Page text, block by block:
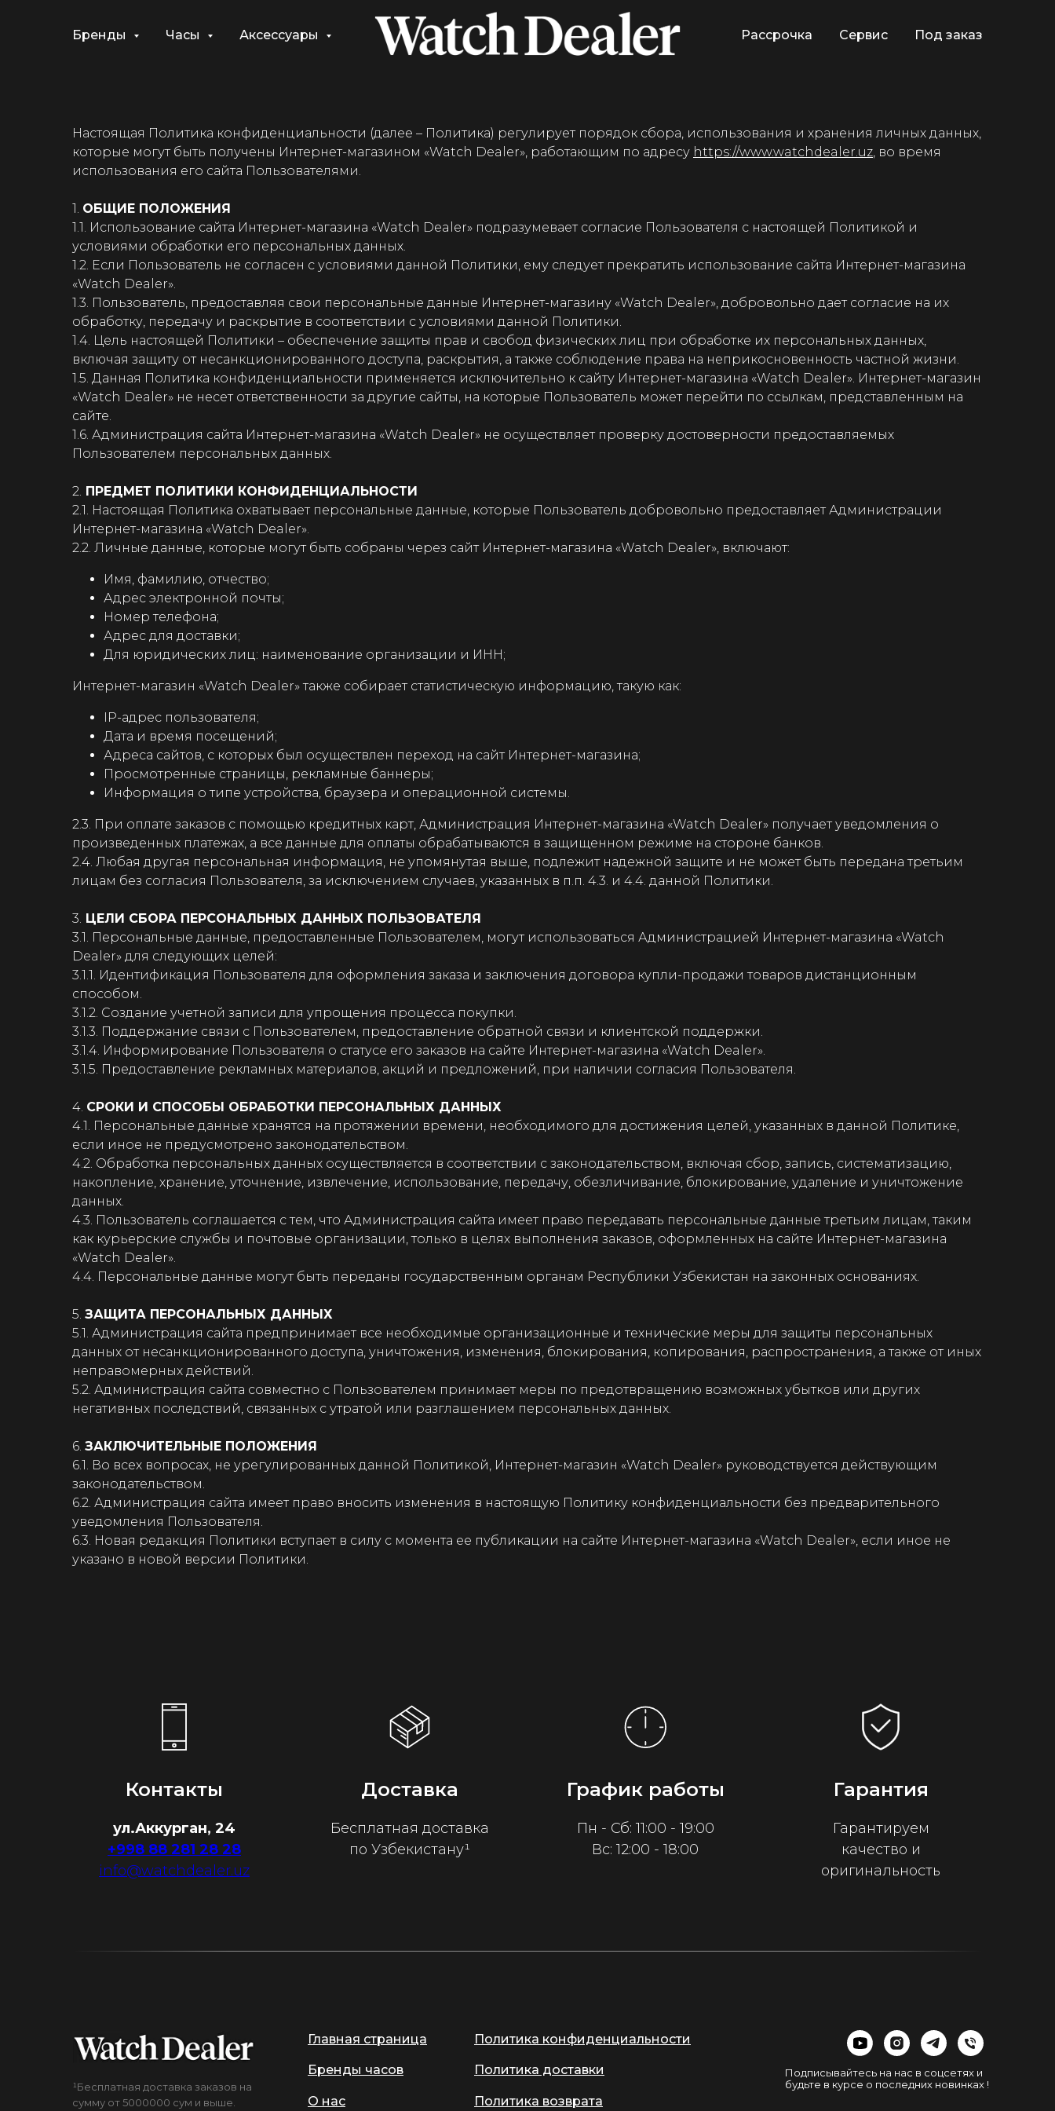
Бренды Часы Аксессуары Рассрочка Сервис Под заказ
Настоящая Политика конфиденциальности (далее – Политика) регулирует порядок сбора, использования и хранения личных данных,
которые могут быть получены Интернет-магазином «Watch Dealer», работающим по адресу https://www.watchdealer.uz, во время
использования его сайта Пользователями.
1. ОБЩИЕ ПОЛОЖЕНИЯ
1.1. Использование сайта Интернет-магазина «Watch Dealer» подразумевает согласие Пользователя с настоящей Политикой и
условиями обработки его персональных данных.
1.2. Если Пользователь не согласен с условиями данной Политики, ему следует прекратить использование сайта Интернет-магазина
«Watch Dealer».
1.3. Пользователь, предоставляя свои персональные данные Интернет-магазину «Watch Dealer», добровольно дает согласие на их
обработку, передачу и раскрытие в соответствии с условиями данной Политики.
1.4. Цель настоящей Политики – обеспечение защиты прав и свобод физических лиц при обработке их персональных данных,
включая защиту от несанкционированного доступа, раскрытия, а также соблюдение права на неприкосновенность частной жизни.
1.5. Данная Политика конфиденциальности применяется исключительно к сайту Интернет-магазина «Watch Dealer». Интернет-магазин
«Watch Dealer» не несет ответственности за другие сайты, на которые Пользователь может перейти по ссылкам, представленным на
сайте.
1.6. Администрация сайта Интернет-магазина «Watch Dealer» не осуществляет проверку достоверности предоставляемых
Пользователем персональных данных.
2. ПРЕДМЕТ ПОЛИТИКИ КОНФИДЕНЦИАЛЬНОСТИ
2.1. Настоящая Политика охватывает персональные данные, которые Пользователь добровольно предоставляет Администрации
Интернет-магазина «Watch Dealer».
2.2. Личные данные, которые могут быть собраны через сайт Интернет-магазина «Watch Dealer», включают:
Имя, фамилию, отчество;
Адрес электронной почты;
Номер телефона;
Адрес для доставки;
Для юридических лиц: наименование организации и ИНН;
Интернет-магазин «Watch Dealer» также собирает статистическую информацию, такую как:
IP-адрес пользователя;
Дата и время посещений;
Адреса сайтов, с которых был осуществлен переход на сайт Интернет-магазина;
Просмотренные страницы, рекламные баннеры;
Информация о типе устройства, браузера и операционной системы.
2.3. При оплате заказов с помощью кредитных карт, Администрация Интернет-магазина «Watch Dealer» получает уведомления о
произведенных платежах, а все данные для оплаты обрабатываются в защищенном режиме на стороне банков.
2.4. Любая другая персональная информация, не упомянутая выше, подлежит надежной защите и не может быть передана третьим
лицам без согласия Пользователя, за исключением случаев, указанных в п.п. 4.3. и 4.4. данной Политики.
3. ЦЕЛИ СБОРА ПЕРСОНАЛЬНЫХ ДАННЫХ ПОЛЬЗОВАТЕЛЯ
3.1. Персональные данные, предоставленные Пользователем, могут использоваться Администрацией Интернет-магазина «Watch
Dealer» для следующих целей:
3.1.1. Идентификация Пользователя для оформления заказа и заключения договора купли-продажи товаров дистанционным
способом.
3.1.2. Создание учетной записи для упрощения процесса покупки.
3.1.3. Поддержание связи с Пользователем, предоставление обратной связи и клиентской поддержки.
3.1.4. Информирование Пользователя о статусе его заказов на сайте Интернет-магазина «Watch Dealer».
3.1.5. Предоставление рекламных материалов, акций и предложений, при наличии согласия Пользователя.
4. СРОКИ И СПОСОБЫ ОБРАБОТКИ ПЕРСОНАЛЬНЫХ ДАННЫХ
4.1. Персональные данные хранятся на протяжении времени, необходимого для достижения целей, указанных в данной Политике,
если иное не предусмотрено законодательством.
4.2. Обработка персональных данных осуществляется в соответствии с законодательством, включая сбор, запись, систематизацию,
накопление, хранение, уточнение, извлечение, использование, передачу, обезличивание, блокирование, удаление и уничтожение
данных.
4.3. Пользователь соглашается с тем, что Администрация сайта имеет право передавать персональные данные третьим лицам, таким
как курьерские службы и почтовые организации, только в целях выполнения заказов, оформленных на сайте Интернет-магазина
«Watch Dealer».
4.4. Персональные данные могут быть переданы государственным органам Республики Узбекистан на законных основаниях.
5. ЗАЩИТА ПЕРСОНАЛЬНЫХ ДАННЫХ
5.1. Администрация сайта предпринимает все необходимые организационные и технические меры для защиты персональных
данных от несанкционированного доступа, уничтожения, изменения, блокирования, копирования, распространения, а также от иных
неправомерных действий.
5.2. Администрация сайта совместно с Пользователем принимает меры по предотвращению возможных убытков или других
негативных последствий, связанных с утратой или разглашением персональных данных.
6. ЗАКЛЮЧИТЕЛЬНЫЕ ПОЛОЖЕНИЯ
6.1. Во всех вопросах, не урегулированных данной Политикой, Интернет-магазин «Watch Dealer» руководствуется действующим
законодательством.
6.2. Администрация сайта имеет право вносить изменения в настоящую Политику конфиденциальности без предварительного
уведомления Пользователя.
6.3. Новая редакция Политики вступает в силу с момента ее публикации на сайте Интернет-магазина «Watch Dealer», если иное не
указано в новой версии Политики.
Контакты
ул.Аккурган, 24
+998 88 281 28 28
info@watchdealer.uz
Доставка
Бесплатная доставка
по Узбекистану¹
График работы
Пн - Сб: 11:00 - 19:00
Вс: 12:00 - 18:00
Гарантия
Гарантируем
качество и
оригинальность
Подписывайтесь на нас в соцсетях и
будьте в курсе о последних новинках !
Главная страница
Бренды часов
О нас
¹Бесплатная доставка заказов на
сумму от 5000000 сум и выше.
Политика конфиденциальности
Политика доставки
Политика возврата